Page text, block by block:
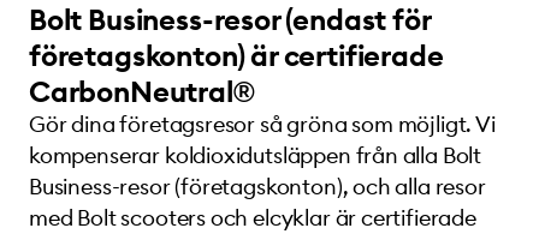
Bolt Business-resor (endast för
företagskonton) är certifierade
CarbonNeutral®
Gör dina företagsresor så gröna som möjligt. Vi
kompenserar koldioxidutsläppen från alla Bolt
Business-resor (företagskonton), och alla resor
med Bolt scooters och elcyklar är certifierade